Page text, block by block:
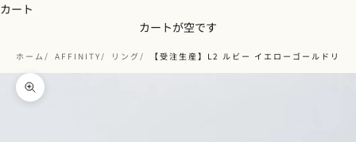
カート
カートが空です
ホーム AFFINITY リング 【受注生産】L2 ルビー イエローゴールドリ
ズームイン